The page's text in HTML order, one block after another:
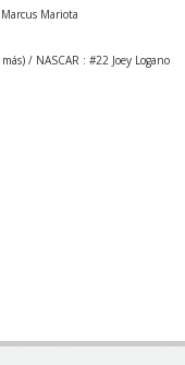
Mariota
/ NASCAR : #22 Joey Logano